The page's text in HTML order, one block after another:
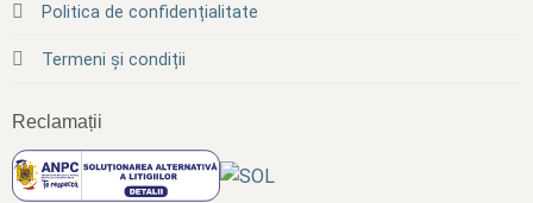
Politica de confidențialitate
Termeni și condiții
Reclamații